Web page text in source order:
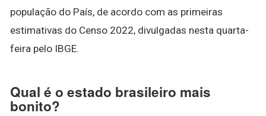
população do País, de acordo com as primeiras
estimativas do Censo 2022, divulgadas nesta quarta-
feira pelo IBGE.
Qual é o estado brasileiro mais
bonito?